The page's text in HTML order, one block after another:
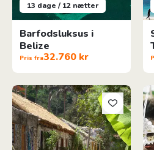
13 dage / 12 nætter
Barfodsluksus i
Belize
Pris fra32.760 kr
Kap Verde - Den ultimative